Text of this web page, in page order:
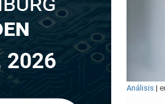
Análisis |